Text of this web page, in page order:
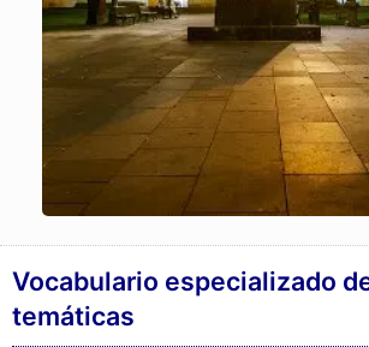
Vocabulario especializado
temáticas